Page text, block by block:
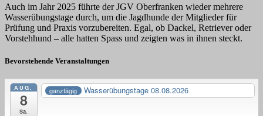
Auch im Jahr 2025 führte der JGV Oberfranken wieder mehrere
Wasserübungstage durch, um die Jagdhunde der Mitglieder für
Prüfung und Praxis vorzubereiten. Egal, ob Dackel, Retriever oder
Vorstehhund – alle hatten Spass und zeigten was in ihnen steckt.
Bevorstehende Veranstaltungen
AUG.
8
Sa.
ganztägig Wasserübungstage 08.08.2026